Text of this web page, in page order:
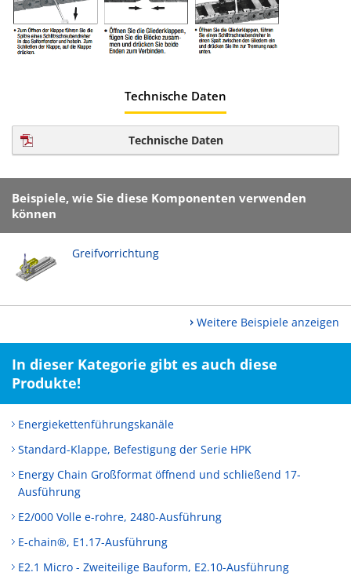
Technische Daten
Technische Daten
Beispiele, wie Sie diese Komponenten verwenden
können
Greifvorrichtung
Weitere Beispiele anzeigen
In dieser Kategorie gibt es auch diese
Produkte!
Energiekettenführungskanäle
Standard-Klappe, Befestigung der Serie HPK
Energy Chain Großformat öffnend und schließend 17-
Ausführung
E2/000 Volle e-rohre, 2480-Ausführung
E-chain®, E1.17-Ausführung
E2.1 Micro - Zweiteilige Bauform, E2.10-Ausführung